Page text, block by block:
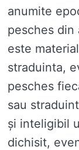
anumite
pesches din
este
straduinta,
pesches
sau
și inteligibil
dichisit,